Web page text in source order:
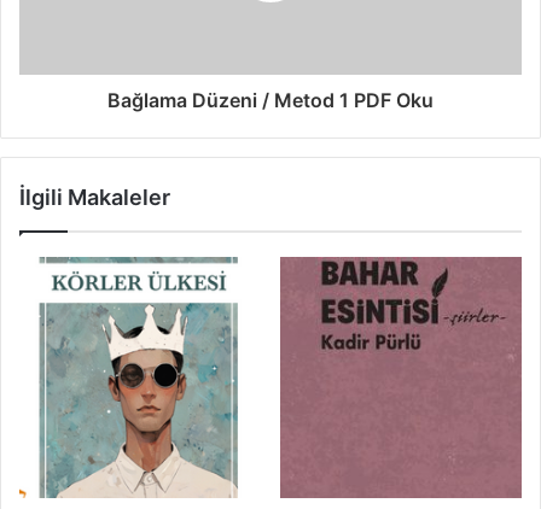
Bağlama Düzeni / Metod 1 PDF Oku
İlgili Makaleler